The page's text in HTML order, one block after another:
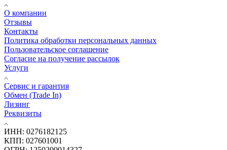
О компании
Отзывы
Контакты
Политика обработки персональных данных
Пользовательское соглашение
Согласие на получение рассылок
Услуги
Сервис и гарантия
Обмен (Trade In)
Лизинг
Реквизиты
ИНН: 0276182125
КПП: 027601001